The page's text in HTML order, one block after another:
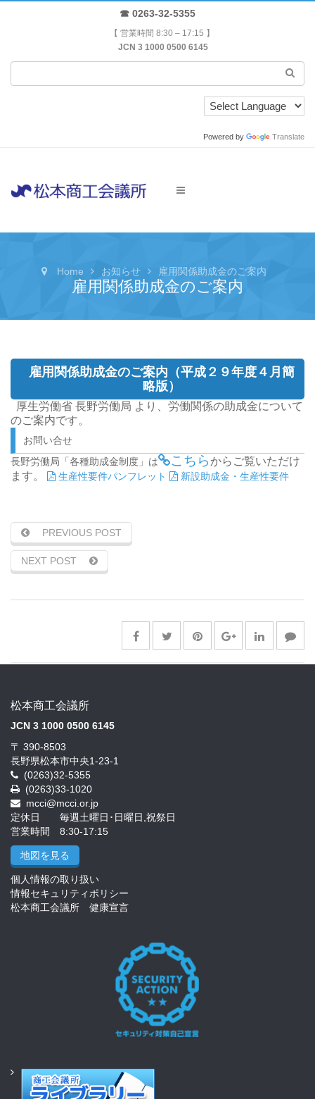
☎ 0263-32-5355
【 営業時間 8:30 – 17:15 】
JCN 3 1000 0500 6145
Powered by Translate
Home お知らせ 雇用関係助成金のご案内
雇用関係助成金のご案内
雇用関係助成金のご案内（平成２９年度４月簡
略版）
厚生労働省 長野労働局 より、労働関係の助成金について
のご案内です。
お問い合せ
長野労働局「各種助成金制度」は
こちらからご覧いただけ
ます。
生産性要件パンフレット 新設助成金・生産性要件
PREVIOUS POST
NEXT POST
松本商工会議所
JCN 3 1000 0500 6145
〒 390-8503
長野県松本市中央1-23-1
(0263)32-5355
(0263)33-1020
mcci@mcci.or.jp
定休日 毎週土曜日･日曜日,祝祭日
営業時間 8:30-17:15
地図を見る
個人情報の取り扱い
情報セキュリティポリシー
松本商工会議所 健康宣言